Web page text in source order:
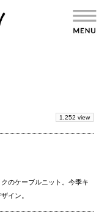
1,252 view
のケーブルニット。今季キ
イン。